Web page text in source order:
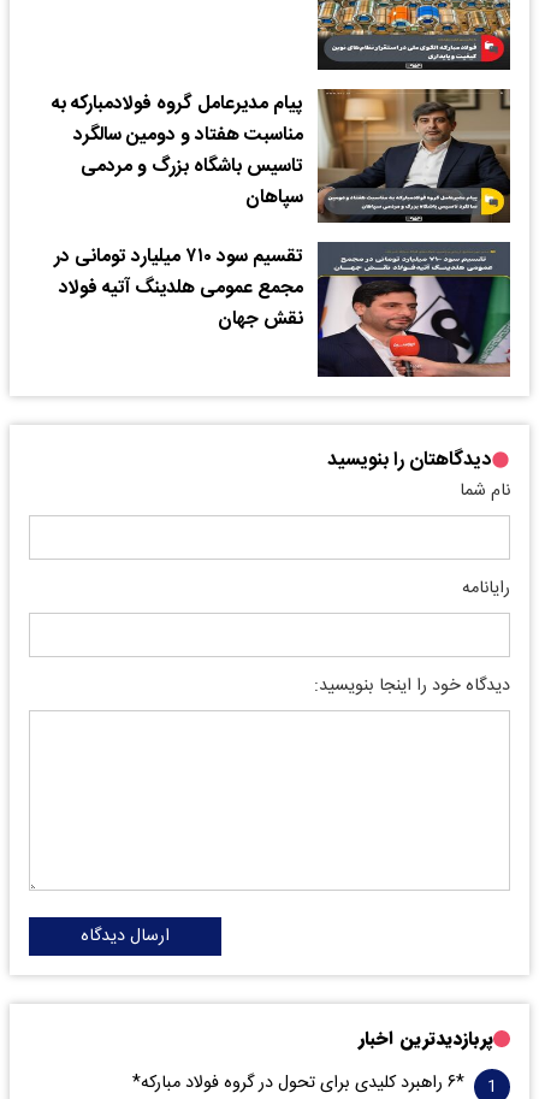
پیام مدیرعامل گروه فولادمبارکه به
مناسبت هفتاد و دومین سالگرد
تاسیس باشگاه بزرگ و مردمی
سپاهان
تقسیم سود ۷۱۰ میلیارد تومانی در
مجمع عمومی هلدینگ آتیه فولاد
نقش جهان
دیدگاهتان را بنویسید
نام شما
رایانامه
دیدگاه خود را اینجا بنویسید:
ارسال دیدگاه
پربازدیدترین اخبار
*۶ راهبرد کلیدی برای تحول در گروه فولاد مبارکه*